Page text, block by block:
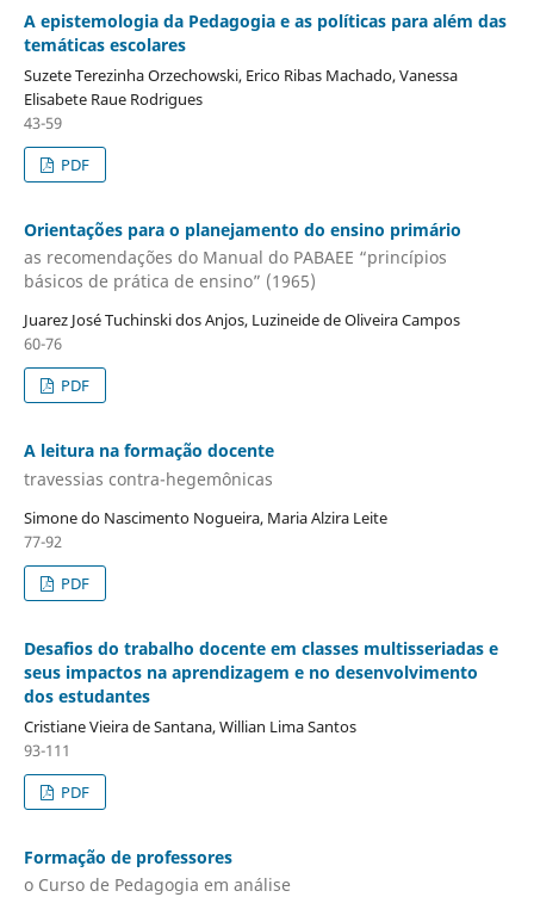
A epistemologia da Pedagogia e as políticas para além das
temáticas escolares
Suzete Terezinha Orzechowski, Erico Ribas Machado, Vanessa
Elisabete Raue Rodrigues
43-59
PDF
Orientações para o planejamento do ensino primário
as recomendações do Manual do PABAEE “princípios
básicos de prática de ensino” (1965)
Juarez José Tuchinski dos Anjos, Luzineide de Oliveira Campos
60-76
PDF
A leitura na formação docente
travessias contra-hegemônicas
Simone do Nascimento Nogueira, Maria Alzira Leite
77-92
PDF
Desafios do trabalho docente em classes multisseriadas e
seus impactos na aprendizagem e no desenvolvimento
dos estudantes
Cristiane Vieira de Santana, Willian Lima Santos
93-111
PDF
Formação de professores
o Curso de Pedagogia em análise